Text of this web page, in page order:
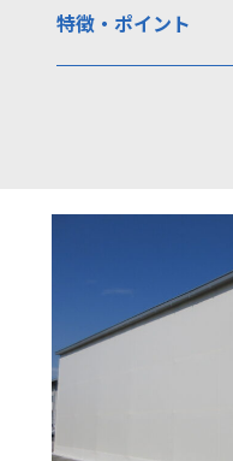
特徴・ポイント